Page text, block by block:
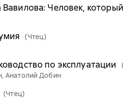
Человек,
(Чтец)
по эксплуатации
Анатолий Добин
(Чтец)